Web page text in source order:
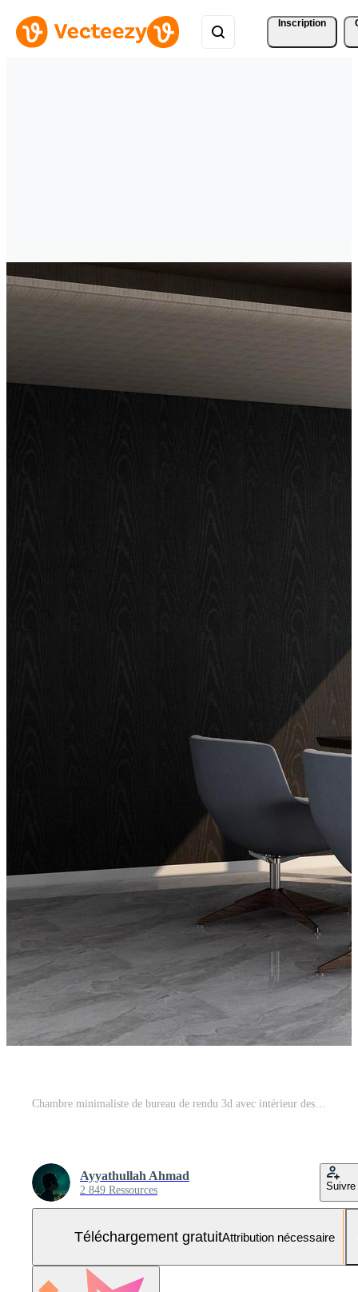
Inscription
Chambre minimaliste de bureau de rendu 3d avec intérieur design en bois Photo Gratuite
Ayyathullah Ahmad
2 849 Ressources Suivre
Téléchargement gratuitAttribution nécessaire